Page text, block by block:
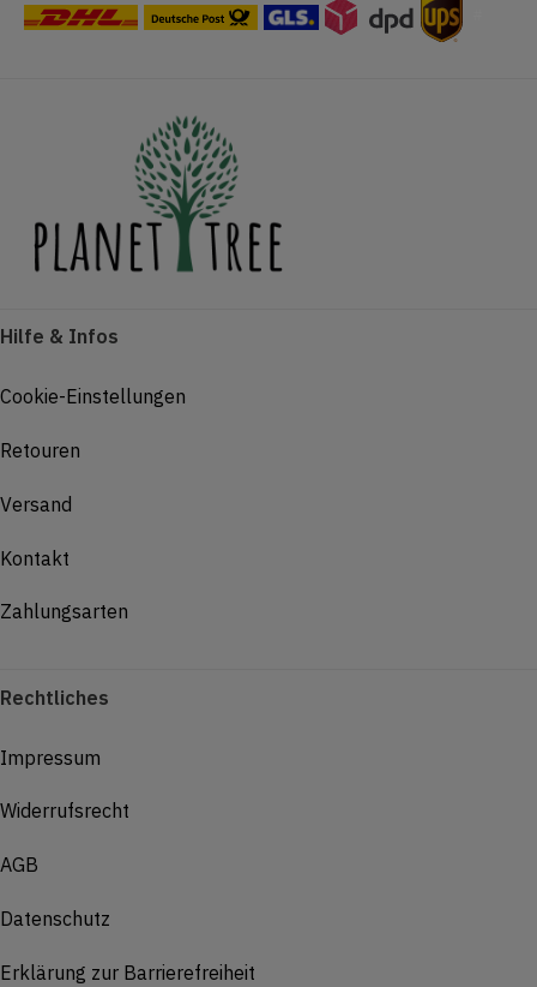
Hilfe & Infos
Cookie-Einstellungen
Retouren
Versand
Kontakt
Zahlungsarten
Rechtliches
Impressum
Widerrufsrecht
AGB
Datenschutz
Erklärung zur Barrierefreiheit